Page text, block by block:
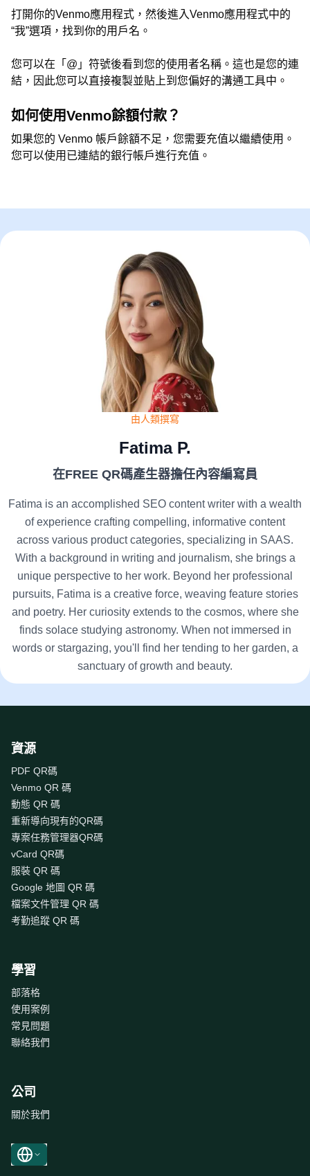
打開你的Venmo應用程式，然後進入Venmo應用程式中的
“我”選項，找到你的用戶名。
您可以在「@」符號後看到您的使用者名稱。這也是您的連
結，因此您可以直接複製並貼上到您偏好的溝通工具中。
如何使用Venmo餘額付款？
如果您的 Venmo 帳戶餘額不足，您需要充值以繼續使用。
您可以使用已連結的銀行帳戶進行充值。
由人類撰寫
Fatima P.
在FREE QR碼產生器擔任內容編寫員
Fatima is an accomplished SEO content writer with a wealth
of experience crafting compelling, informative content
across various product categories, specializing in SAAS.
With a background in writing and journalism, she brings a
unique perspective to her work. Beyond her professional
pursuits, Fatima is a creative force, weaving feature stories
and poetry. Her curiosity extends to the cosmos, where she
finds solace studying astronomy. When not immersed in
words or stargazing, you'll find her tending to her garden, a
sanctuary of growth and beauty.
資源
PDF QR碼
Venmo QR 碼
動態 QR 碼
重新導向現有的QR碼
專案任務管理器QR碼
vCard QR碼
服裝 QR 碼
Google 地圖 QR 碼
檔案文件管理 QR 碼
考勤追蹤 QR 碼
學習
部落格
使用案例
常見問題
聯絡我們
公司
關於我們